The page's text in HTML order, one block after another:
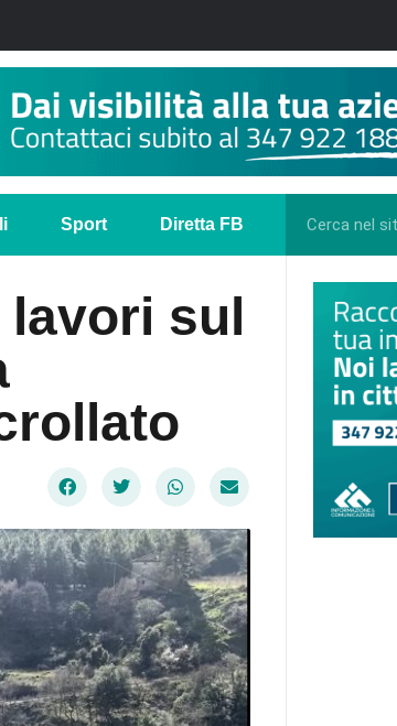
Sport Diretta FB
sul